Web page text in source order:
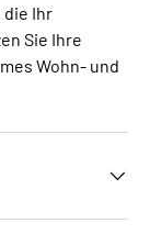
die Ihr
Sie Ihre
Wohn- und